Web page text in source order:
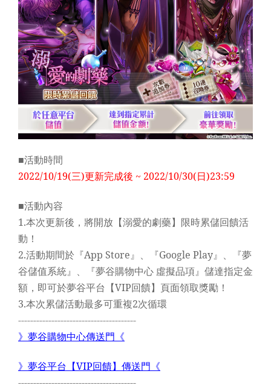
■活動時間
2022/10/19(三)更新完成後 ~ 2022/10/30(日)23:59
■活動內容
1.本次更新後，將開放【溺愛的劇藥】限時累儲回饋活
動！
2.活動期間於『App Store』、『Google Play』、『夢
谷儲值系統』、『夢谷購物中心 虛擬品項』儲達指定金
額，即可於夢谷平台【VIP回饋】頁面領取獎勵！
3.本次累儲活動最多可重複2次循環
---------------------------------------
》夢谷購物中心傳送門《
》夢谷平台【VIP回饋】傳送門《
---------------------------------------